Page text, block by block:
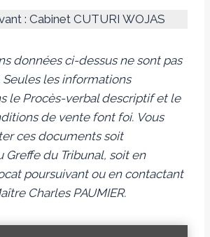
: Cabinet CUTURI WOJAS
données ci-dessus ne sont pas
les informations
le Procès-verbal descriptif et le
de vente font foi. Vous
ces documents soit
du Tribunal, soit en
poursuivant ou en contactant
Charles PAUMIER.